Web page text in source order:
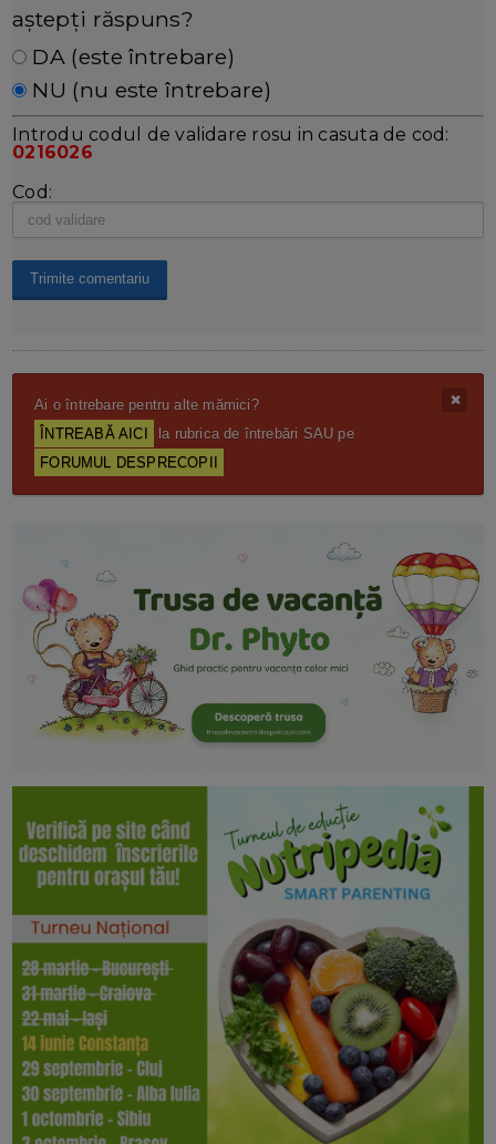
aștepți răspuns?
DA (este întrebare)
NU (nu este întrebare)
Introdu codul de validare rosu in casuta de cod:
0216026
Cod:
Ai o întrebare pentru alte mămici?
ÎNTREABĂ AICI
la rubrica de întrebări SAU pe
FORUMUL DESPRECOPII